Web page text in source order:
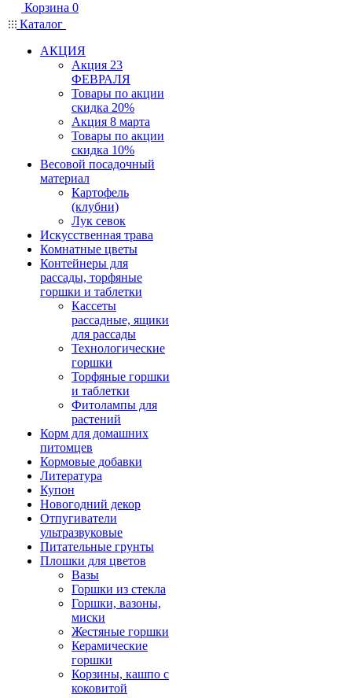
Корзина 0
Каталог
АКЦИЯ
Акция 23
ФЕВРАЛЯ
Товары по акции
скидка 20%
Акция 8 марта
Товары по акции
скидка 10%
Весовой посадочный
материал
Картофель
(клубни)
Лук севок
Искусственная трава
Комнатные цветы
Контейнеры для
рассады, торфяные
горшки и таблетки
Кассеты
рассадные, ящики
для рассады
Технологические
горшки
Торфяные горшки
и таблетки
Фитолампы для
растений
Корм для домашних
питомцев
Кормовые добавки
Литература
Купон
Новогодний декор
Отпугиватели
ультразвуковые
Питательные грунты
Плошки для цветов
Вазы
Горшки из стекла
Горшки, вазоны,
миски
Жестяные горшки
Керамические
горшки
Корзины, кашпо с
коковитой